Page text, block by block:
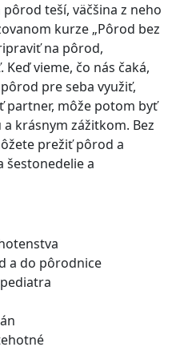
teší, väčšina z neho
kurze „Pôrod bez
na pôrod,
vieme, čo nás čaká,
pre seba využiť,
partner, môže potom byť
krásnym zážitkom. Bez
prežiť pôrod a
šestonedelie a
a do pôrodnice